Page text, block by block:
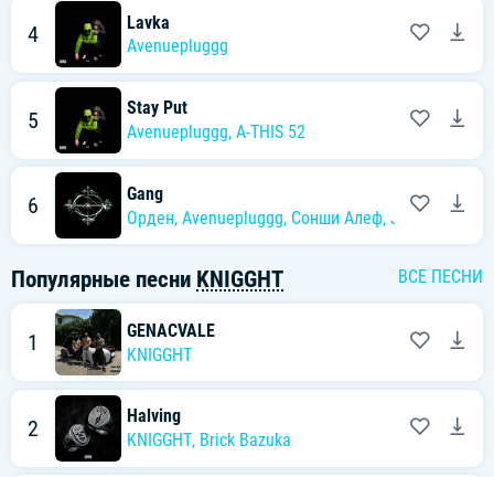
4
Lavka
Avenuepluggg
5
Stay Put
Avenuepluggg, A-THIS 52
6
Gang
Орден, Avenuepluggg, Сонши Алеф, Jone$ Grifa
Популярные песни KNIGGHT ВСЕ ПЕСНИ
1
GENACVALE
KNIGGHT
2
Halving
KNIGGHT, Brick Bazuka